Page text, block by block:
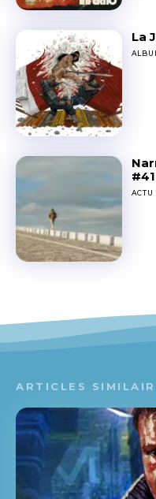
La
ACTU
ARTICLES